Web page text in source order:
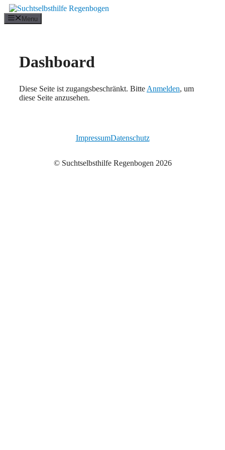
Zum
Inhalt
springen
Menu
Dashboard
Diese Seite ist zugangsbeschränkt. BitteAnmelden, um
diese Seite anzusehen.
© Suchtselbsthilfe Regenbogen 2026
ImpressumDatenschutz